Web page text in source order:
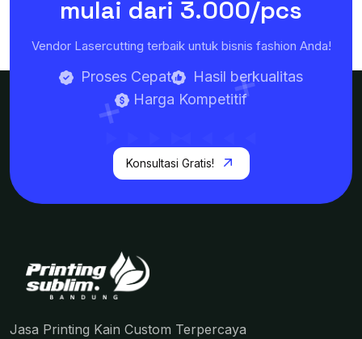
mulai dari 3.000/pcs
Vendor Lasercutting terbaik untuk bisnis fashion Anda!
Proses Cepat
Hasil berkualitas
Harga Kompetitif
Konsultasi Gratis!
Jasa Printing Kain Custom Terpercaya